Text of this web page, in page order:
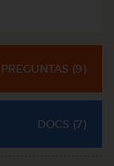
PREGUNTAS (9)
DOCS (7)